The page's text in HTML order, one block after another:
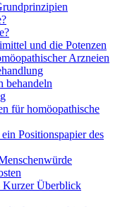
und die Potenzen
Arzneien
behandeln
für homöopathische
Positionspapier des
Kurzer Überblick